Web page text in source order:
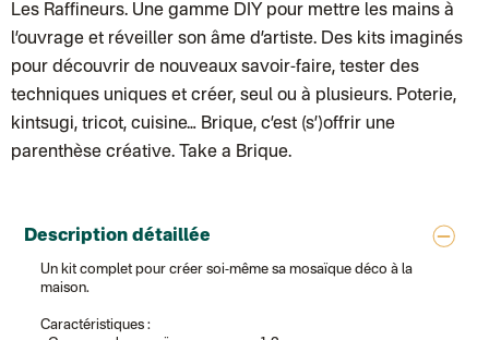
Lettre prioritaire
Colissimo suivi (expédition par Yamayama): Livraison à votre
Chronopost Belgique
Colissimo suivi (expédition par Tot): Livraison à votre domicile,
Chronopost - Livraison express à domicile
: Colis livré en 1 à 3
Colissimo suivi (expédition partenaire)
Chronopost - Livraison Europe en relais Pickup: Colis livré en 2 à
Colissimo suivi (expédition Soundivine)
Colissimo suivi (expédition Cheer Moda)
Lettre suivie (expédition par Noémie, la créatrice)
Colissimo suivi (expédition Minoe)
Lettre suivie (expédition April Eleven)
Colissimo suivi (expédition Papier Curieux)
Les Raffineurs. Une gamme DIY pour mettre les mains à
l’ouvrage et réveiller son âme d’artiste. Des kits imaginés
pour découvrir de nouveaux savoir-faire, tester des
techniques uniques et créer, seul ou à plusieurs. Poterie,
kintsugi, tricot, cuisine… Brique, c’est (s’)offrir une
parenthèse créative. Take a Brique.
Description détaillée
Un kit complet pour créer soi-même sa mosaïque déco à la
maison.
Caractéristiques :